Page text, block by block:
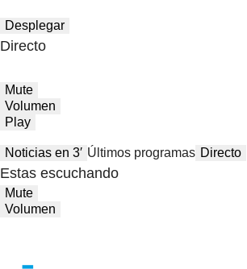
Desplegar
Directo
Mute
Volumen
Play
Noticias en 3′ Últimos programas Directo
Estas escuchando
Mute
Volumen